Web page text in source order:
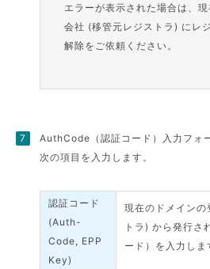
エラーが表示された場合は、
会社 (移管元レジストラ) にレ
解除をご依頼ください。
AuthCode（認証コード）入力フォ
次の項目を入力します。
認証コード
(Auth-
Code, EPP
Key)
現在のドメインの
トラ) から発行さ
ード）を入力しま